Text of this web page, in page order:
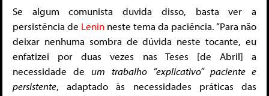
Se algum comunista duvida disso, basta ver a
persistência de Lenin neste tema da paciência. “Para não
deixar nenhuma sombra de dúvida neste tocante, eu
enfatizei por duas vezes nas Teses [de Abril] a
necessidade deum trabalho “explicativo” paciente e
persistente, adaptado às necessidades práticas das